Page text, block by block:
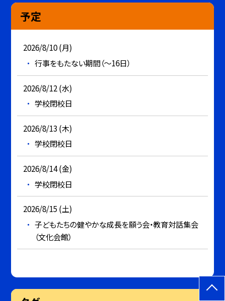
予定
2026/8/10 (月)
行事をもたない期間（～16日）
2026/8/12 (水)
学校閉校日
2026/8/13 (木)
学校閉校日
2026/8/14 (金)
学校閉校日
2026/8/15 (土)
子どもたちの健やかな成長を願う会・教育対話集会
（文化会館）